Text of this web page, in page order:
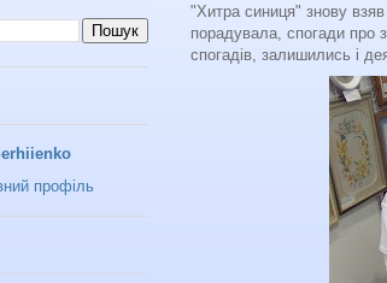
"Хитра синиця" знову
порадувала, спогади про
спогадів, залишились і
профіль